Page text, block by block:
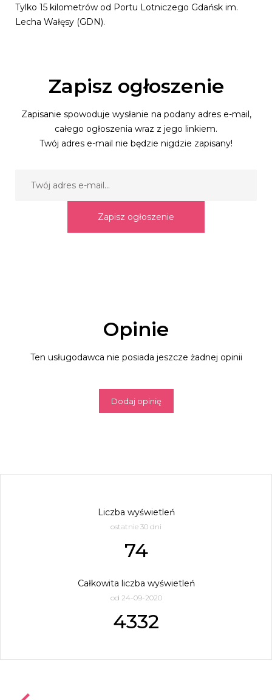
Tylko 15 kilometrów od Portu Lotniczego Gdańsk im.
Lecha Wałęsy (GDN).
Zapisz ogłoszenie
Zapisanie spowoduje wysłanie na podany adres e-mail,
całego ogłoszenia wraz z jego linkiem.
Twój adres e-mail nie będzie nigdzie zapisany!
Zapisz ogłoszenie
Opinie
Ten usługodawca nie posiada jeszcze żadnej opinii
Dodaj opinię
Liczba wyświetleń
ostatnie 30 dni
74
Całkowita liczba wyświetleń
od 24-09-2020
4332